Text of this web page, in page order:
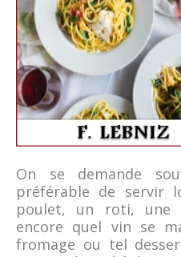
On se demande
préférable de servir
poulet, un roti, une
encore quel vin se
fromage ou tel